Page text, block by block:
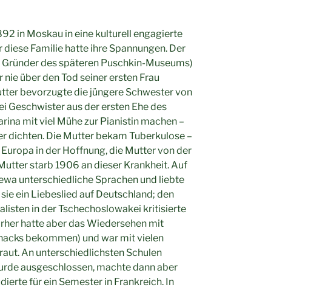
in Moskau in eine kulturell engagierte
Familie hatte ihre Spannungen. Der
des späteren Puschkin-Museums)
über den Tod seiner ersten Frau
bevorzugte die jüngere Schwester von
Geschwister aus der ersten Ehe des
mit viel Mühe zur Pianistin machen –
dichten. Die Mutter bekam Tuberkulose –
in der Hoffnung, die Mutter von der
starb 1906 an dieser Krankheit. Auf
unterschiedliche Sprachen und liebte
ein Liebeslied auf Deutschland; den
in der Tschechoslowakei kritisierte
hatte aber das Wiedersehen mit
bekommen) und war mit vielen
An unterschiedlichsten Schulen
ausgeschlossen, machte dann aber
für ein Semester in Frankreich. In